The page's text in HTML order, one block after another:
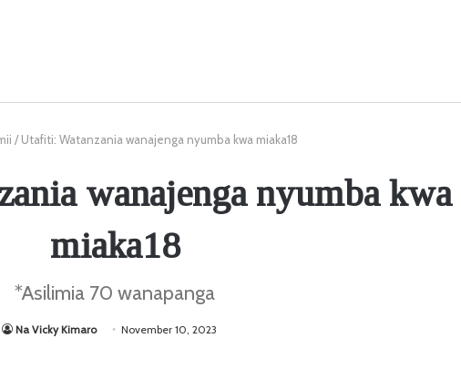
/ Utafiti: Watanzania wanajenga nyumba kwa miaka18
wanajenga nyumba kwa
miaka18
*Asilimia 70 wanapanga
Na Vicky Kimaro November 10, 2023